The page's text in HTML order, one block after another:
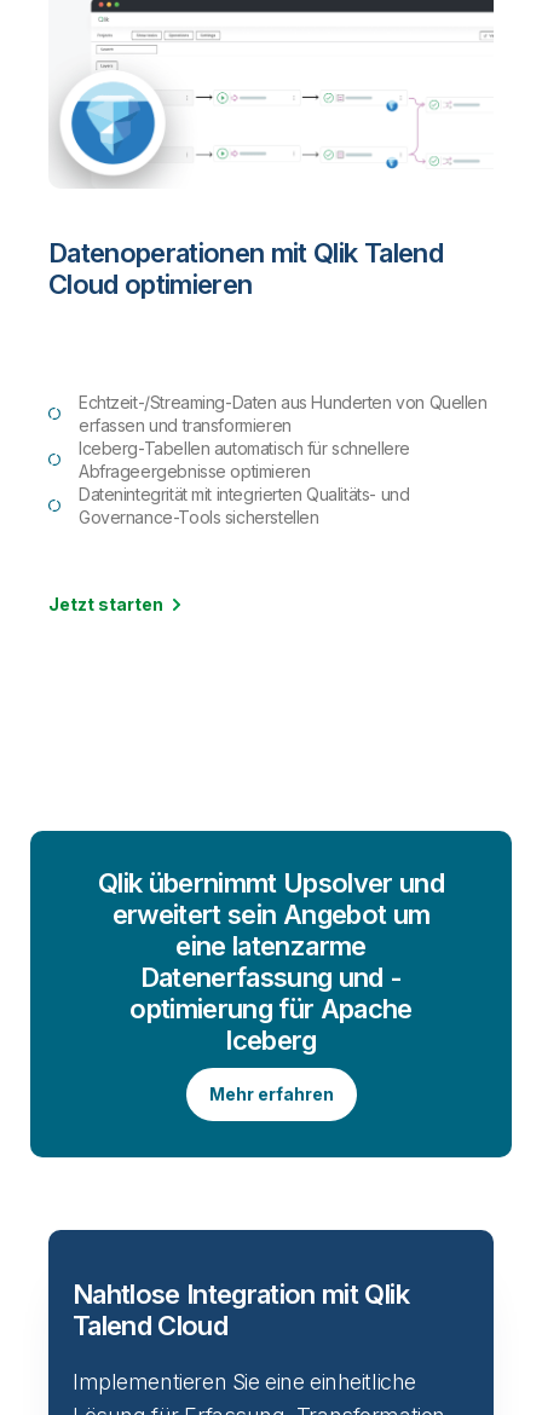
Datenoperationen mit Qlik Talend
Cloud optimieren
Echtzeit-/Streaming-Daten aus Hunderten von Quellen
erfassen und transformieren
Iceberg-Tabellen automatisch für schnellere
Abfrageergebnisse optimieren
Datenintegrität mit integrierten Qualitäts- und
Governance-Tools sicherstellen
Jetzt starten
Qlik übernimmt Upsolver und
erweitert sein Angebot um
eine latenzarme
Datenerfassung und -
optimierung für Apache
Iceberg
Mehr erfahren
Nahtlose Integration mit Qlik
Talend Cloud
Implementieren Sie eine einheitliche